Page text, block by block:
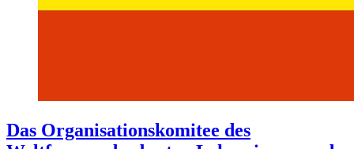
Das Organisationskomitee des